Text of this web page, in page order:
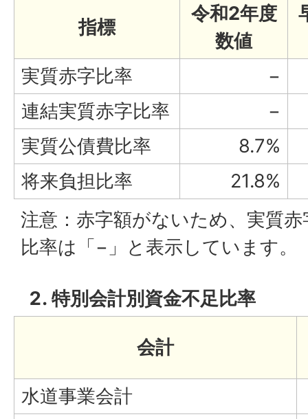
指標
令和2年度
数値
実質赤字比率
−
連結実質赤字比率
−
実質公債費比率
8.7%
将来負担比率
21.8%
注意：赤字額がないため、実質
比率は「−」と表示しています。
特別会計別資金不足比率
会計
水道事業会計